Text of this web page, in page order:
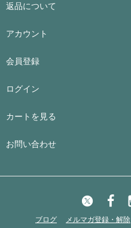
返品について
アカウント
会員登録
ログイン
カートを見る
お問い合わせ
ブログ メルマガ登録・解除